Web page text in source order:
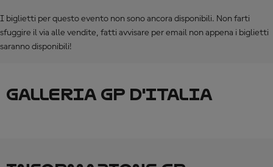
I biglietti per questo evento non sono ancora disponibili. Non farti
sfuggire il via alle vendite, fatti avvisare per email non appena i biglietti
saranno disponibili!
GALLERIA GP D'ITALIA